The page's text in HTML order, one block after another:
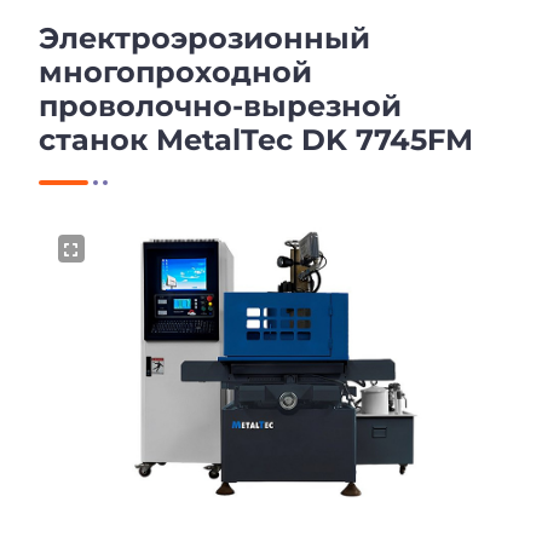
Электроэрозионный
многопроходной
проволочно-вырезной
станок MetalTec DK 7745FМ